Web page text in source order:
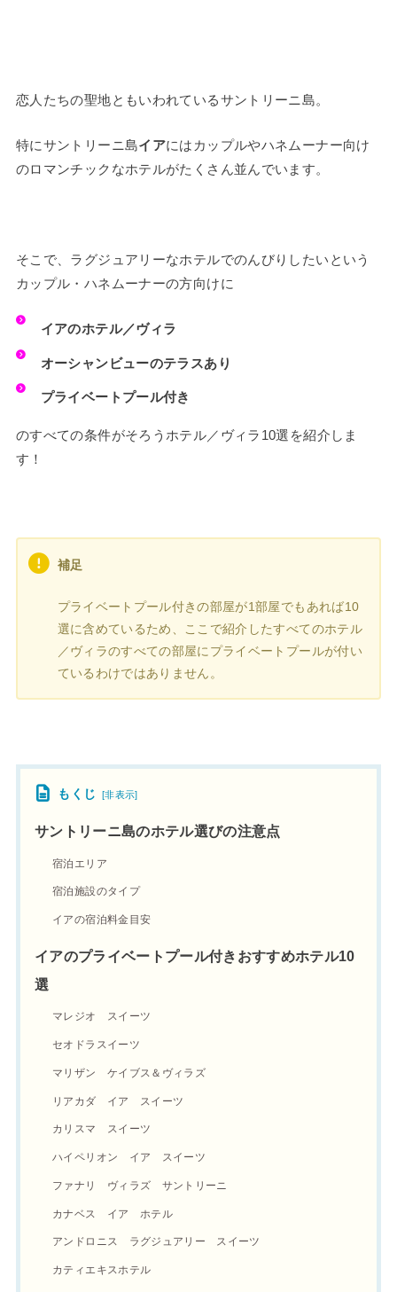
恋人たちの聖地ともいわれているサントリーニ島。
特にサントリーニ島イアにはカップルやハネムーナー向け
のロマンチックなホテルがたくさん並んでいます。
そこで、ラグジュアリーなホテルでのんびりしたいという
カップル・ハネムーナーの方向けに
イアのホテル／ヴィラ
オーシャンビューのテラスあり
プライベートプール付き
のすべての条件がそろうホテル／ヴィラ10選を紹介しま
す！
補足
プライベートプール付きの部屋が1部屋でもあれば10
選に含めているため、ここで紹介したすべてのホテル
／ヴィラのすべての部屋にプライベートプールが付い
ているわけではありません。
もくじ [非表示]
サントリーニ島のホテル選びの注意点
宿泊エリア
宿泊施設のタイプ
イアの宿泊料金目安
イアのプライベートプール付きおすすめホテル10
選
マレジオ スイーツ
セオドラスイーツ
マリザン ケイブス＆ヴィラズ
リアカダ イア スイーツ
カリスマ スイーツ
ハイペリオン イア スイーツ
ファナリ ヴィラズ サントリーニ
カナベス イア ホテル
アンドロニス ラグジュアリー スイーツ
カティエキスホテル